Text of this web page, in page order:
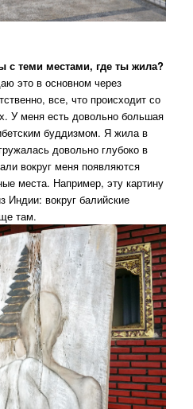
с теми местами, где ты жила?
это в основном через
все, что происходит со
У меня есть довольно большая
буддизмом. Я жила в
довольно глубоко в
вокруг меня появляются
места. Например, эту картину
Индии: вокруг балийские
там.